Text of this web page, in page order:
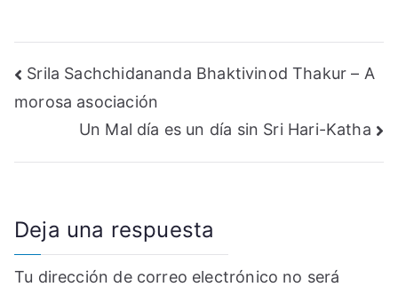
Navegación
de
Srila Sachchidananda Bhaktivinod Thakur – A
morosa asociación
Un Mal día es un día sin Sri Hari-Katha
Deja una respuesta
Tu dirección de correo electrónico no será